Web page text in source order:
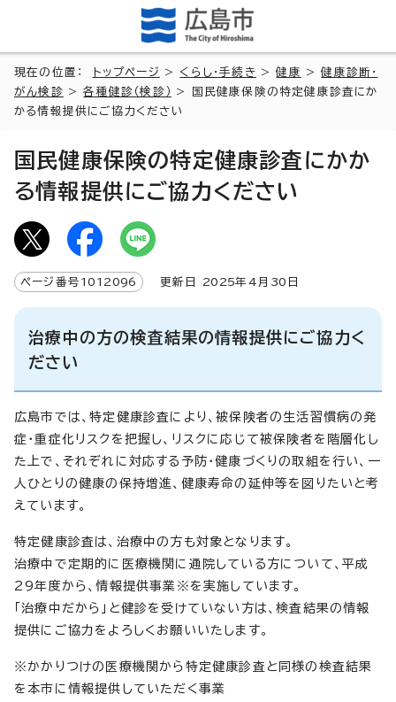
現在の位置： トップページ > くらし・手続き >健康 >健康診断・
がん検診 >各種健診（検診）
> 国民健康保険の特定健康診査にか
かる情報提供にご協力ください
国民健康保険の特定健康診査にかか
る情報提供にご協力ください
ページ番号 1012096 更新日 2025年4月 30 日
治療中の方の検査結果の情報提供にご協力く
ださい
広島市では、特定健康診査により、被保険者の生活習慣病の発
症・重症化リスクを把握し、リスクに応じて被保険者を階層化し
た上で、それぞれに対応する予防・健康づくりの取組を行い、一
人ひとりの健康の保持増進、健康寿命の延伸等を図りたいと考
えています。
特定健康診査は、治療中の方も対象となります。
治療中で定期的に医療機関に通院している方について、平成
29年度から、情報提供事業※を実施しています。
「治療中だから」と健診を受けていない方は、検査結果の情報
提供にご協力をよろしくお願いいたします。
※かかりつけの医療機関から特定健康診査と同様の検査結果
を本市に情報提供していただく事業